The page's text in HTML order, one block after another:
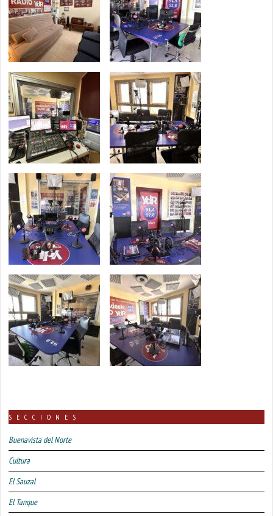
SECCIONES
Buenavista del Norte
Cultura
El Sauzal
El Tanque